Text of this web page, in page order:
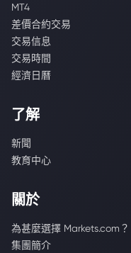
MT4
差價合約交易
交易信息
交易時間
經濟日曆
了解
新聞
教育中心
關於
為甚麼選擇 Markets.com？
集團簡介